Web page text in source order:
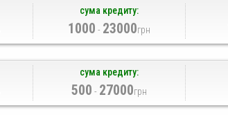
сума кредиту:
1000 - 23000грн
сума кредиту:
500 - 27000грн